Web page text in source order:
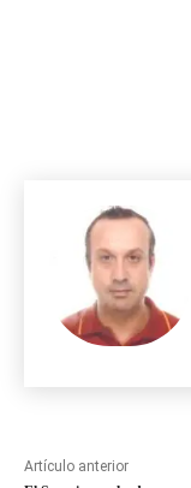
Artículo anterior